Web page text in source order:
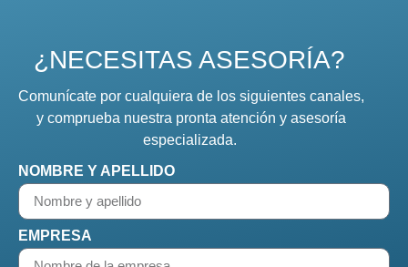
¿NECESITAS ASESORÍA?
Comunícate por cualquiera de los siguientes canales,
y comprueba nuestra pronta atención y asesoría
especializada.
NOMBRE Y APELLIDO
EMPRESA